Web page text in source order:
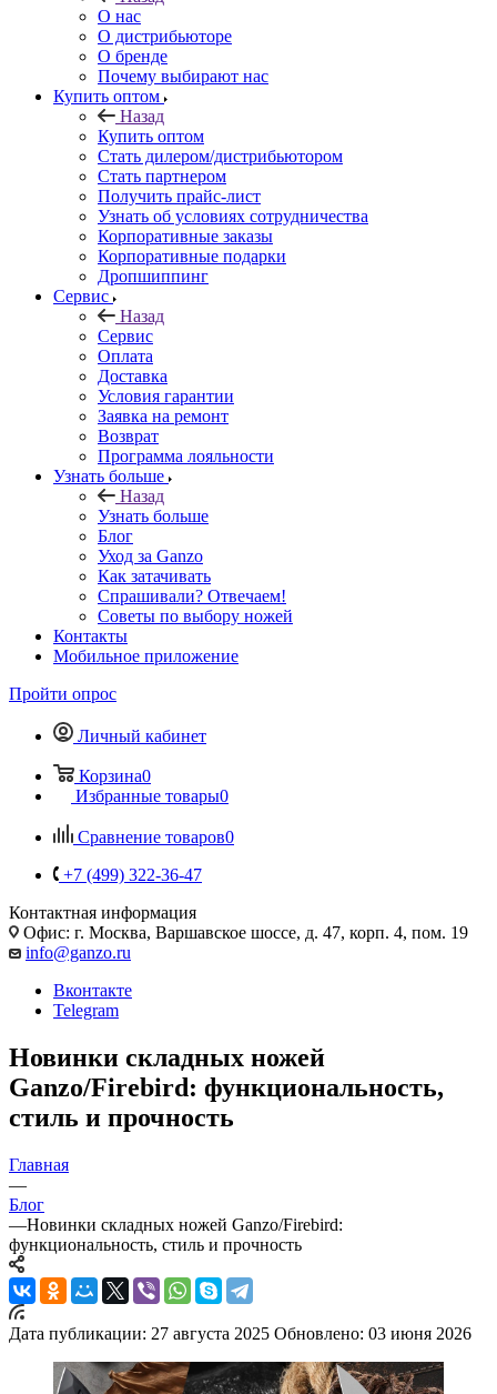
О нас
О дистрибьюторе
О бренде
Почему выбирают нас
Купить оптом
Назад
Купить оптом
Стать дилером/дистрибьютором
Стать партнером
Получить прайс-лист
Узнать об условиях сотрудничества
Корпоративные заказы
Корпоративные подарки
Дропшиппинг
Сервис
Назад
Сервис
Оплата
Доставка
Условия гарантии
Заявка на ремонт
Возврат
Программа лояльности
Узнать больше
Назад
Узнать больше
Блог
Уход за Ganzo
Как затачивать
Спрашивали? Отвечаем!
Советы по выбору ножей
Контакты
Мобильное приложение
Пройти опрос
Личный кабинет
Корзина0
Избранные товары0
Сравнение товаров0
+7 (499) 322-36-47
Контактная информация
Офис: г. Москва, Варшавское шоссе, д. 47, корп. 4, пом. 19
info@ganzo.ru
Вконтакте
Telegram
Новинки складных ножей
Ganzo/Firebird: функциональность,
стиль и прочность
Главная
—
Блог
—Новинки складных ножей Ganzo/Firebird:
функциональность, стиль и прочность
Дата публикации: 27 августа 2025 Обновлено: 03 июня 2026